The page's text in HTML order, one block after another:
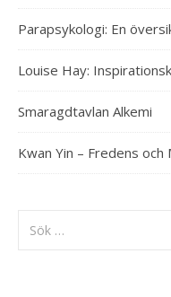
Parapsykologi: En
Louise Hay:
Smaragdtavlan Alkemi
Kwan Yin – Fredens och